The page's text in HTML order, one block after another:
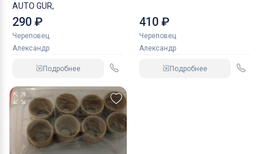
AUTO GUR,
290 ₽
Череповец
Александр
Подробнее
410 ₽
Череповец
Александр
Подробнее